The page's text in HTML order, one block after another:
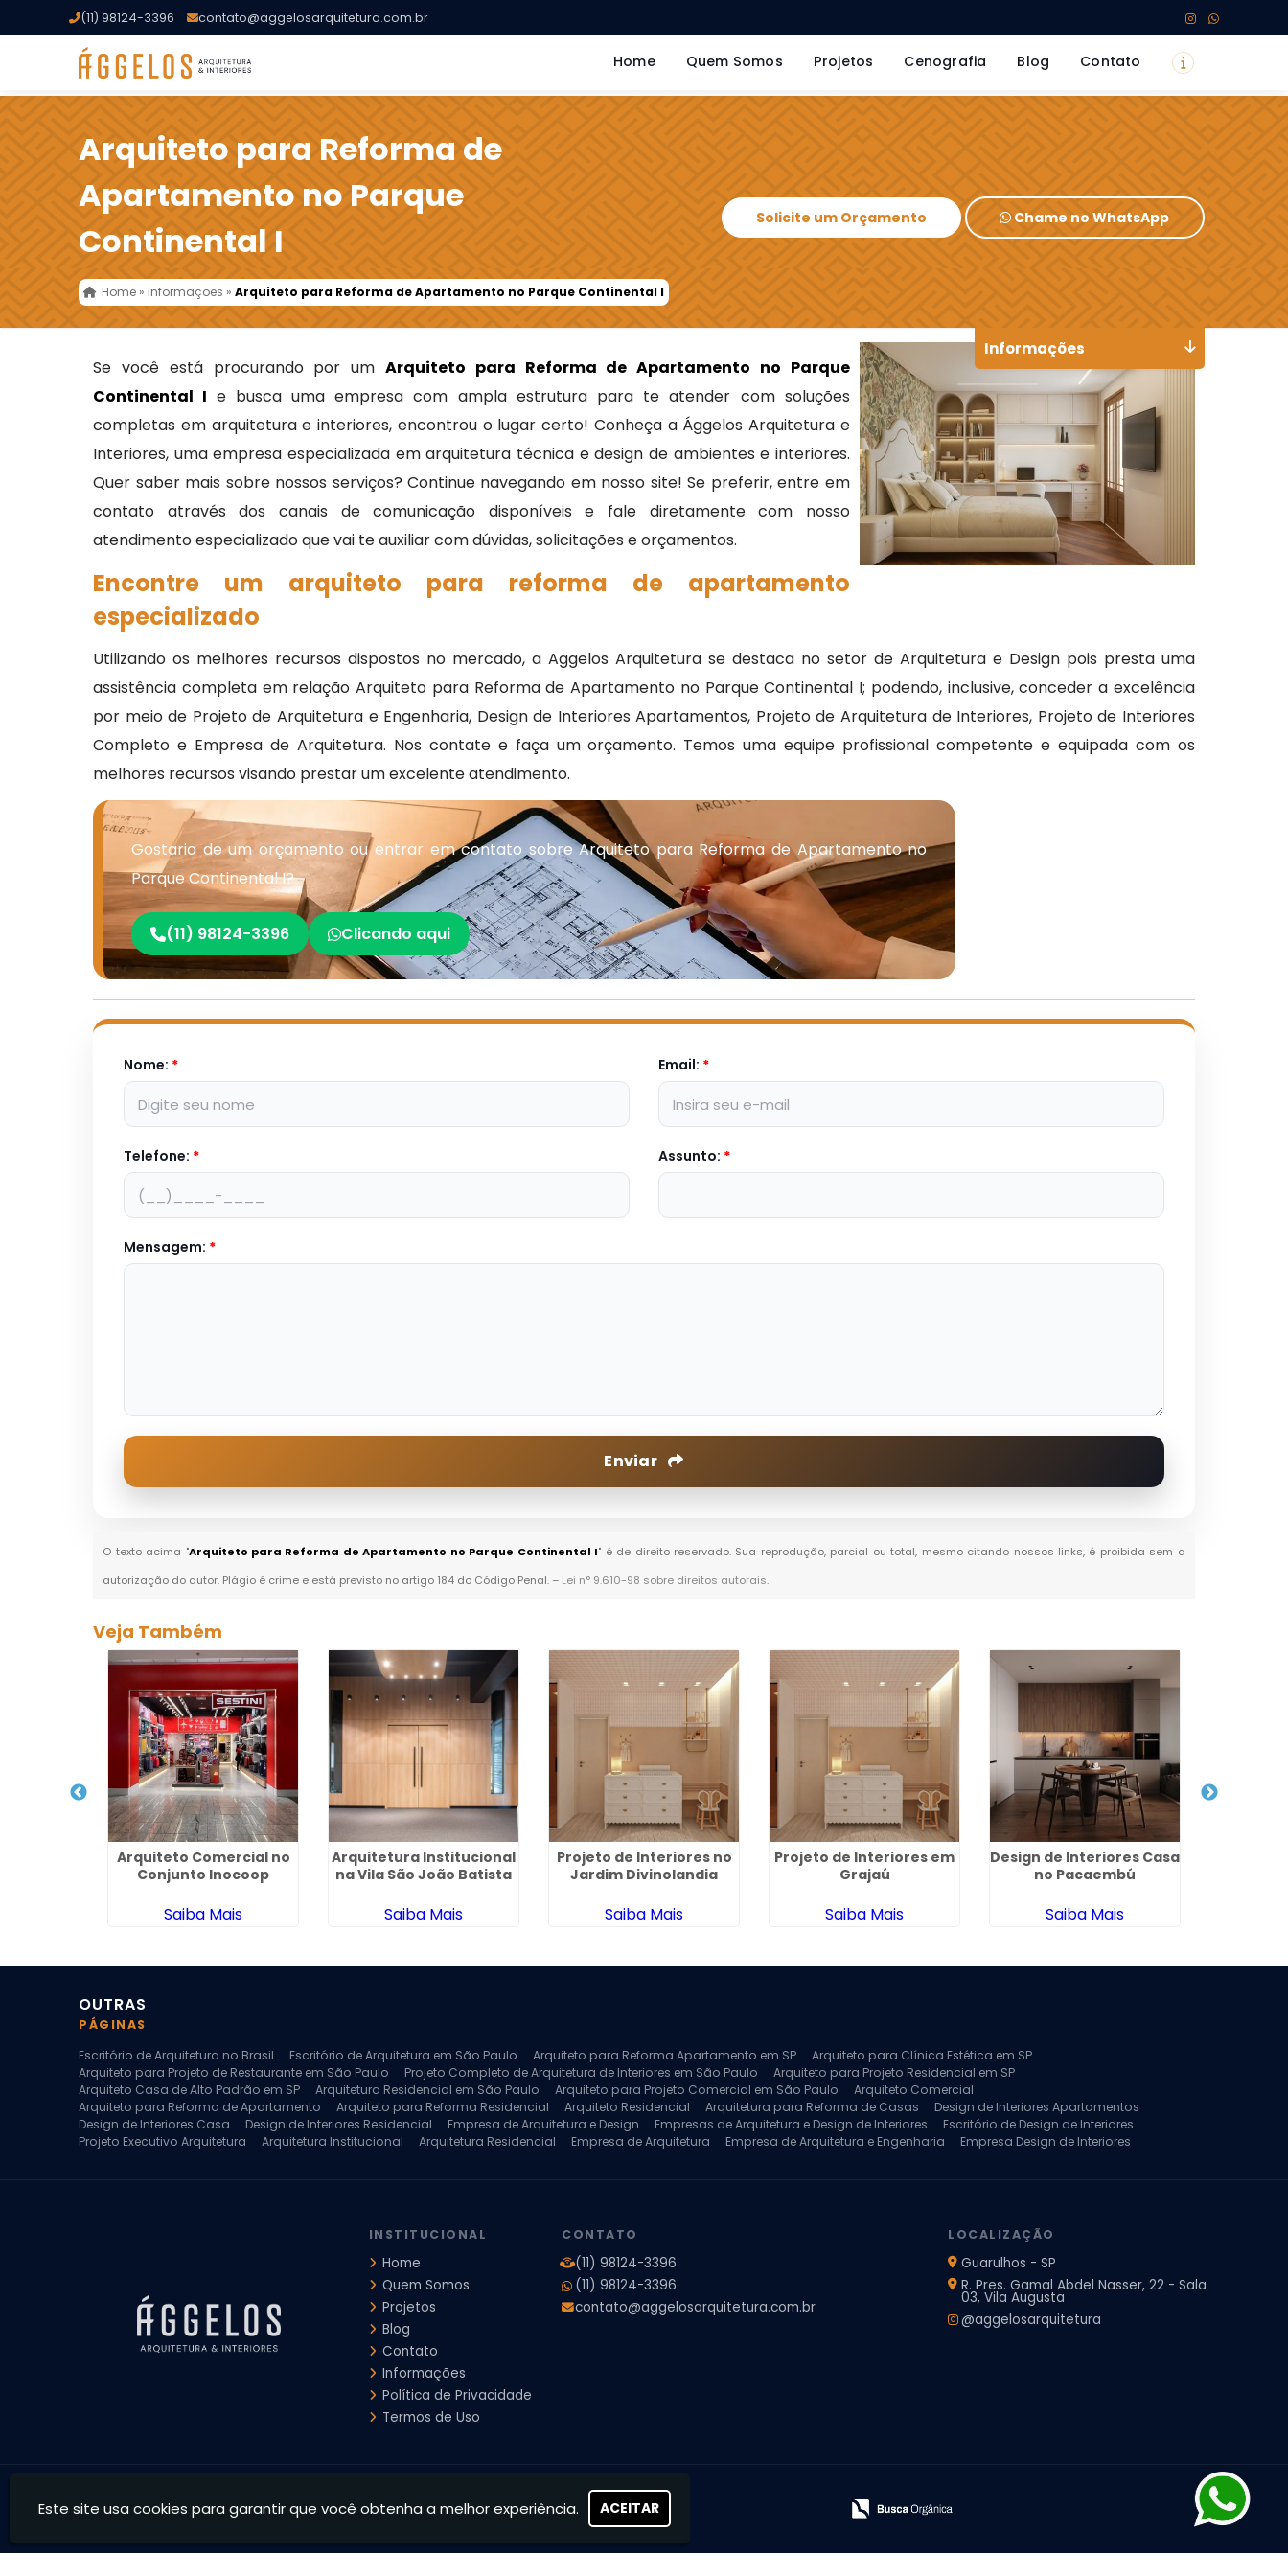
(11) 98124-3396 contato@aggelosarquitetura.com.br
Home Quem Somos Projetos Cenografia Blog Contato
Arquiteto para Reforma de
Apartamento no Parque
Continental I
Home » Informações »Arquiteto para Reforma de Apartamento no Parque Continental I
Solicite um Orçamento Chame no WhatsApp
Se você está procurando por um Arquiteto para Reforma de Apartamento no Parque
Continental I e busca uma empresa com ampla estrutura para te atender com soluções
completas em arquitetura e interiores, encontrou o lugar certo! Conheça a Ággelos Arquitetura e
Interiores, uma empresa especializada em arquitetura técnica e design de ambientes e interiores.
Quer saber mais sobre nossos serviços? Continue navegando em nosso site! Se preferir, entre em
contato através dos canais de comunicação disponíveis e fale diretamente com nosso
atendimento especializado que vai te auxiliar com dúvidas, solicitações e orçamentos.
Encontre um arquiteto para reforma de apartamento
especializado
Utilizando os melhores recursos dispostos no mercado, a Aggelos Arquitetura se destaca no setor de Arquitetura e Design pois presta uma
assistência completa em relação Arquiteto para Reforma de Apartamento no Parque Continental I; podendo, inclusive, conceder a excelência
por meio de Projeto de Arquitetura e Engenharia, Design de Interiores Apartamentos, Projeto de Arquitetura de Interiores, Projeto de Interiores
Completo e Empresa de Arquitetura. Nos contate e faça um orçamento. Temos uma equipe profissional competente e equipada com os
melhores recursos visando prestar um excelente atendimento.
Gostaria de um orçamento ou entrar em contato sobre Arquiteto para Reforma de Apartamento no
Parque Continental I?
(11) 98124-3396 Clicando aqui
Nome: * Email: *
Telefone: * Assunto: *
Mensagem: *
Enviar
O texto acima "Arquiteto para Reforma de Apartamento no Parque Continental I" é de direito reservado. Sua reprodução, parcial ou total, mesmo citando nossos links, é proibida sem a
autorização do autor. Plágio é crime e está previsto no artigo 184 do Código Penal. – Lei n° 9.610-98 sobre direitos autorais.
Informações
Veja Também
Arquiteto Comercial no
Conjunto Inocoop
Saiba Mais
Arquitetura Institucional
na Vila São João Batista
Saiba Mais
Projeto de Interiores no
Jardim Divinolandia
Saiba Mais
Projeto de Interiores em
Grajaú
Saiba Mais
Design de Interiores Casa
no Pacaembú
Saiba Mais
OUTRAS
PÁGINAS
Escritório de Arquitetura no Brasil
Escritório de Arquitetura em São Paulo Arquiteto para Reforma Apartamento em SP
Arquiteto para Clínica Estética em SP
Arquiteto para Projeto de Restaurante em São Paulo
Projeto Completo de Arquitetura de Interiores em São Paulo
Arquiteto para Projeto Residencial em SP
Arquiteto Casa de Alto Padrão em SP
Arquitetura Residencial em São Paulo Arquiteto para Projeto Comercial em São Paulo
Arquiteto Comercial
Arquiteto para Reforma de Apartamento
Arquiteto para Reforma Residencial Arquiteto Residencial Arquitetura para Reforma de Casas
Design de Interiores Apartamentos
Design de Interiores Casa
Design de Interiores Residencial Empresa de Arquitetura e Design Empresas de Arquitetura e Design de Interiores
Escritório de Design de Interiores
Projeto Executivo Arquitetura
Arquitetura Institucional Arquitetura Residencial Empresa de Arquitetura Empresa de Arquitetura e Engenharia
Empresa Design de Interiores
INSTITUCIONAL
Home
Quem Somos
Projetos
Blog
Contato
Informações
Política de Privacidade
Termos de Uso
CONTATO
(11) 98124-3396
(11) 98124-3396
contato@aggelosarquitetura.com.br
LOCALIZAÇÃO
Guarulhos - SP
R. Pres. Gamal Abdel Nasser, 22 - Sala
03, Vila Augusta
@aggelosarquitetura
CNPJ: 39.828.426/0001-73
Este site usa cookies para garantir que você obtenha a melhor experiência. ACEITAR